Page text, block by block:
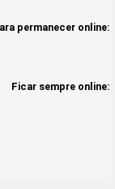
permanecer online:
Ficar sempre online: